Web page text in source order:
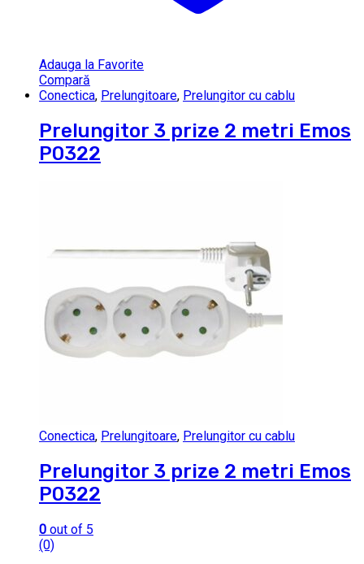
Adauga la Favorite
Compară
Conectica, Prelungitoare, Prelungitor cu cablu
Prelungitor 3 prize 2 metri Emos
P0322
Conectica, Prelungitoare, Prelungitor cu cablu
Prelungitor 3 prize 2 metri Emos
P0322
0 out of 5
(0)